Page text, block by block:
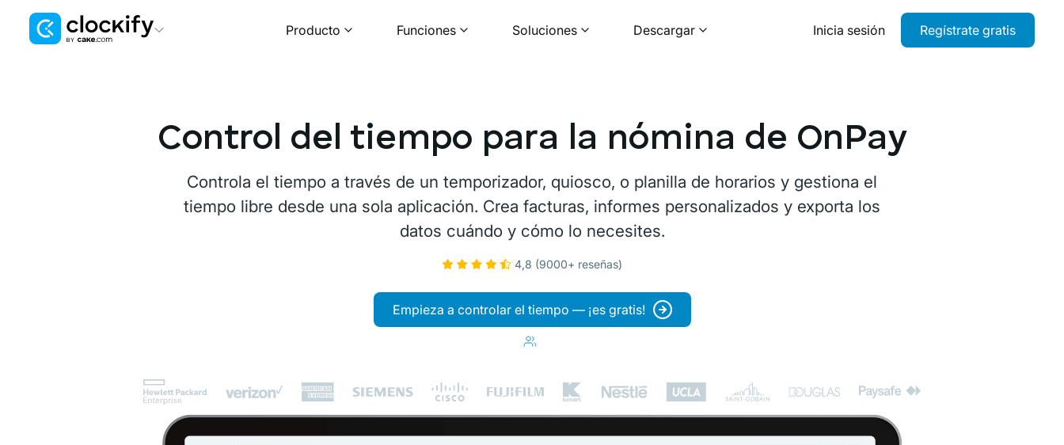
Gestión de proyectos
Producto Funciones Soluciones Descargar Inicia sesión Regístrate gratis
Control del tiempo para la nómina de OnPay
Controla el tiempo a través de un temporizador, quiosco, o planilla de horarios y gestiona el
tiempo libre desde una sola aplicación. Crea facturas, informes personalizados y exporta los
datos cuándo y cómo lo necesites.
4,8 (9000+ reseñas)
Empieza a controlar el tiempo — ¡es gratis!